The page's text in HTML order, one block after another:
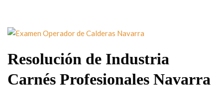
Resolución de Industria
Carnés Profesionales Navarra